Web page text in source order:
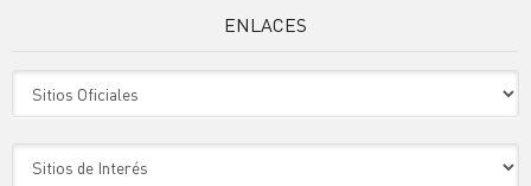
ENLACES